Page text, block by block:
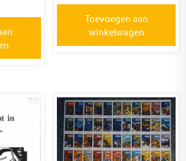
Toevoegen aan
winkelwagen